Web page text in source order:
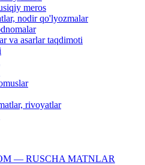
meros
nodir qo'lyozmalar
va asarlar taqdimoti
rivoyatlar
— RUSCHA MATNLAR